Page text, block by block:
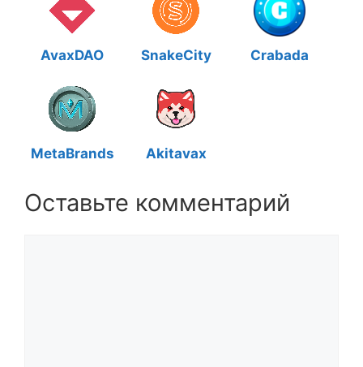
AvaxDAO SnakeCity Crabada
MetaBrands Akitavax
Оставьте комментарий